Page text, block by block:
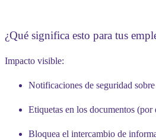
¿Qué significa esto para tus
Impacto visible:
Notificaciones de seguridad
Etiquetas en los documentos
Bloquea el intercambio de